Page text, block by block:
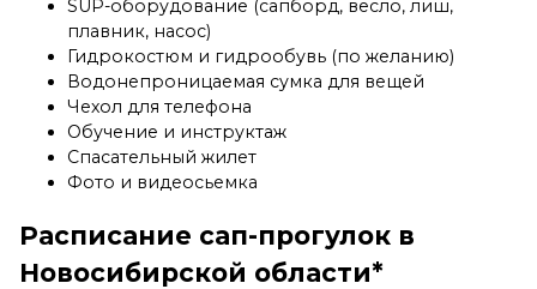
SUP-оборудование (сапборд, весло, лиш,
плавник, насос)
Гидрокостюм и гидрообувь (по желанию)
Водонепроницаемая сумка для вещей
Чехол для телефона
Обучение и инструктаж
Спасательный жилет
Фото и видеосьемка
Расписание сап-прогулок в
Новосибирской области*